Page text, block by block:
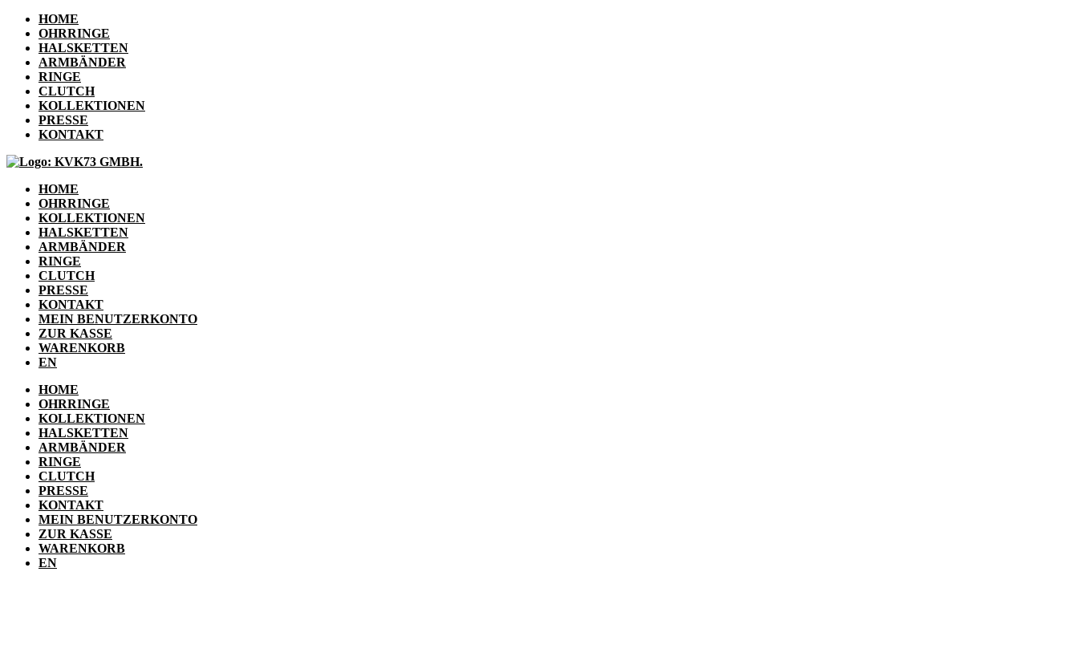
HOME
OHRRINGE
HALSKETTEN
ARMBÄNDER
RINGE
CLUTCH
KOLLEKTIONEN
PRESSE
KONTAKT
HOME
OHRRINGE
KOLLEKTIONEN
HALSKETTEN
ARMBÄNDER
RINGE
CLUTCH
PRESSE
KONTAKT
MEIN BENUTZERKONTO
ZUR KASSE
WARENKORB
EN
HOME
OHRRINGE
KOLLEKTIONEN
HALSKETTEN
ARMBÄNDER
RINGE
CLUTCH
PRESSE
KONTAKT
MEIN BENUTZERKONTO
ZUR KASSE
WARENKORB
EN